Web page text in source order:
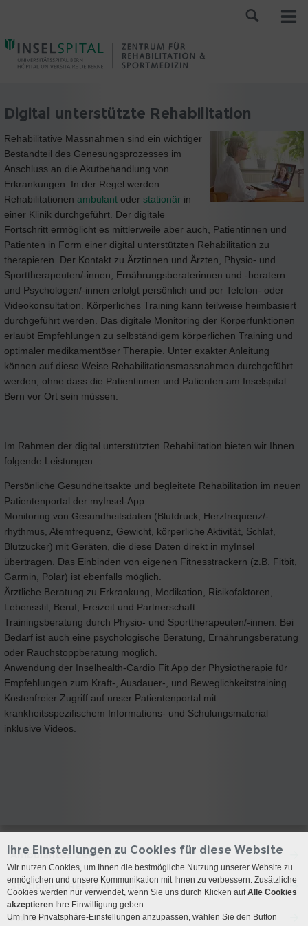
Digital unterstützte Rehabilitation
Rehabilitative Massnahmen sind ein wichtiger
Bestandteil des Genesungsprozesses im
Anschluss an die Akutbehandlung von
Erkrankungen. In der Regel werden
Rehabilitationen ambulant oder stationär in
einer Klinik durchgeführt. Der digitale
Fortschritt ermöglicht es mittlerweile aber auch, Patientinnen und
Patienten in Form einer digital unterstützten Rehabilitation zu
therapieren. Der Kontakt zu Ärztinnen und Ärzten, Physio- und
Sporttherapeuten/-innen, Ernährungsberaterinnen und -beratern
und Psychologen/-innen erfolgt persönlich und per Telefon- oder
Videokonsultation. Körperliches Training kann teilweise heimbasiert
durchgeführt werden. Das digitale Monitoring der Körperfunktionen
erlaubt Empfehlungen zu selbständigem körperlichen Training und
optimaler medikamentöser Therapie. Unter exakter Anleitung
können auf diese Weise Rehabilitationsmassnahmen durchgeführt
werden, ohne dass die Patientinnen und Patienten am Inselspital
Bern vor Ort sein müssen.
Im Rahmen der digital unterstützten Rehabilitation bieten wir Ihnen
folgende Leistungen:
Persönliche Gesundheitsakte und begleitete Rehabilitation im neuen
Patientenportal der myInsel-App.
Monitoring von Gesundheitsdaten (Blutdruck, Herzfrequenz/-
rhythmus, Atemfrequenz, Gewicht, körperliche Aktivität, Schlaf,
Blutzucker) mit Geräten, die diese Daten direkt in myInsel
übertragen. Das Einbinden von eigenen Fitnesstrackern (z.B. Fitbit,
Garmin, Polar) ist ebenfalls möglich.
Ärztliche Beratung zu Erkrankung, Medikation, Risikofaktoren,
Lebensstil, Beruf, Freizeit und Partnerschaft.
Trainingsberatung durch Physio- und Sporttherapeuten/-innen. Bei
Bedarf ist auch eine psychologische Beratung, Ernährungsberatung
oder Rauchstoppberatung möglich.
Anwendung der Inselhealth-Cardio Fit App der Physiotherapie für
Empfehlungen zum Kraft-, Ausdauer-, und Beweglichkeitstraining.
Kostenfreier Zugriff auf unser Patientenportal mit
krankheitsspezifischem Informations- und Schulungsmaterial
inklusive Videos.
Ambulantes Zentrum
Stationäre Rehabilitation
Anreise
Ihre Einstellungen zu Cookies für diese Website
Wir nutzen Cookies, um Ihnen die bestmögliche Nutzung unserer Website zu
ermöglichen und unsere Kommunikation mit Ihnen zu verbessern. Zusätzliche
Cookies werden nur verwendet, wenn Sie uns durch Klicken aufAlle Cookies
akzeptieren Ihre Einwilligung geben.
Um Ihre Privatsphäre-Einstellungen anzupassen, wählen Sie den Button